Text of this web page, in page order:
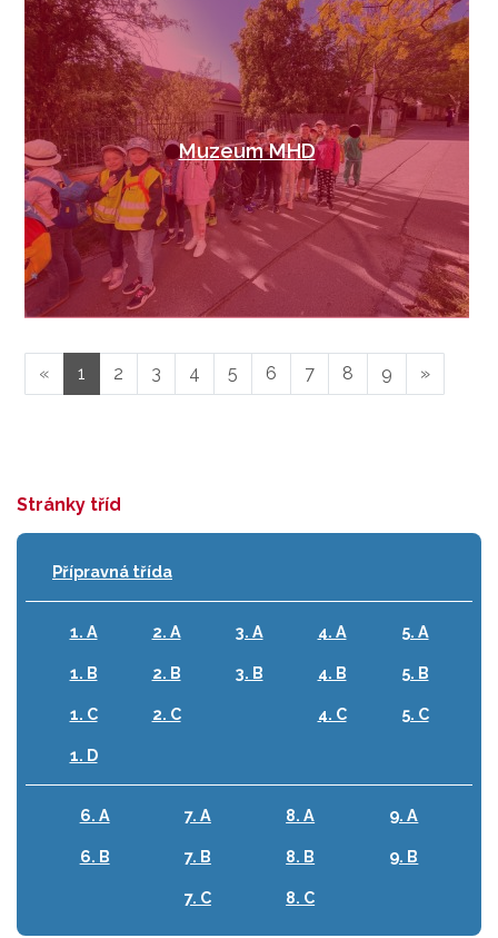
Muzeum MHD
« 1 2 3 4 5 6 7 8 9 »
Stránky tříd
Přípravná třída
1. A
1. B
1. C
1. D
2. A
2. B
2. C
3. A
3. B
4. A
4. B
4. C
5. A
5. B
5. C
6. A
6. B
7. A
7. B
7. C
8. A
8. B
8. C
9. A
9. B